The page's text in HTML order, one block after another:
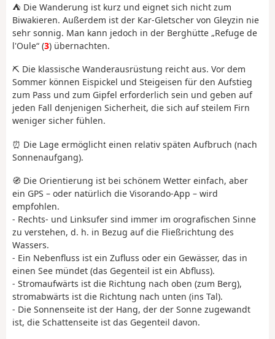
⛺️ Die Wanderung ist kurz und eignet sich nicht zum
Biwakieren. Außerdem ist der Kar-Gletscher von Gleyzin nie
sehr sonnig. Man kann jedoch in der Berghütte „Refuge de
l'Oule“ (3) übernachten.
⛏️ Die klassische Wanderausrüstung reicht aus. Vor dem
Sommer können Eispickel und Steigeisen für den Aufstieg
zum Pass und zum Gipfel erforderlich sein und geben auf
jeden Fall denjenigen Sicherheit, die sich auf steilem Firn
weniger sicher fühlen.
⏰ Die Lage ermöglicht einen relativ späten Aufbruch (nach
Sonnenaufgang).
🧭 Die Orientierung ist bei schönem Wetter einfach, aber
ein GPS – oder natürlich die Visorando-App – wird
empfohlen.
- Rechts- und Linksufer sind immer im orografischen Sinne
zu verstehen, d. h. in Bezug auf die Fließrichtung des
Wassers.
- Ein Nebenfluss ist ein Zufluss oder ein Gewässer, das in
einen See mündet (das Gegenteil ist ein Abfluss).
- Stromaufwärts ist die Richtung nach oben (zum Berg),
stromabwärts ist die Richtung nach unten (ins Tal).
- Die Sonnenseite ist der Hang, der der Sonne zugewandt
ist, die Schattenseite ist das Gegenteil davon.